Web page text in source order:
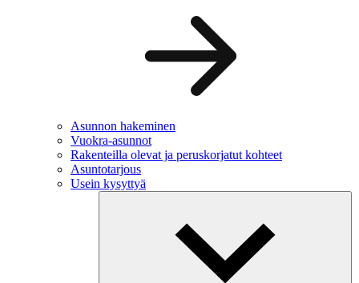
Asunnon hakeminen
Vuokra-asunnot
Rakenteilla olevat ja peruskorjatut kohteet
Asuntotarjous
Usein kysyttyä